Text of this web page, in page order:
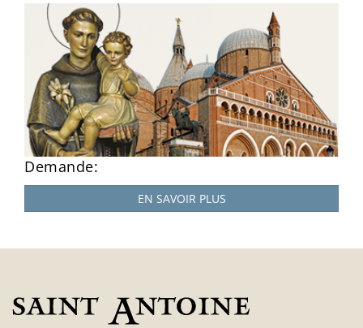
Demande:
EN SAVOIR PLUS